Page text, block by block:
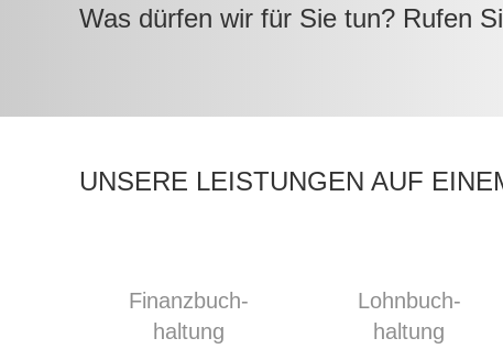
Was dürfen wir für Sie tun? Rufen
UNSERE LEISTUNGEN AUF
Finanzbuch­
haltung
Lohnbuch­
haltung